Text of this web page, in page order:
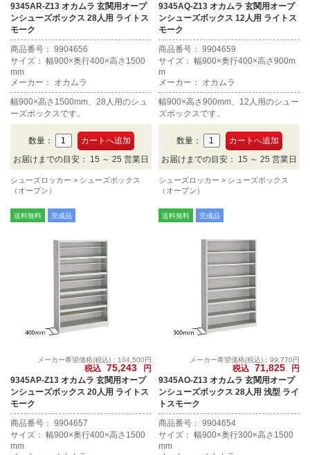
9345AR-Z13 オカムラ 玄関用オープ
ンシューズボックス 28人用 ライトス
モーク
商品番号： 9904656
サイズ： 幅900×奥行400×高さ1500
mm
メーカー： オカムラ
幅900×高さ1500mm、28人用のシュ
ーズボックスです。
数量：
お届けまでの目安： 15 ～ 25 営業日
シューズロッカー
シューズボックス
（オープン）
9345AQ-Z13 オカムラ 玄関用オープ
ンシューズボックス 12人用 ライトス
モーク
商品番号： 9904659
サイズ： 幅900×奥行400×高さ900m
m
メーカー： オカムラ
幅900×高さ900mm、12人用のシュー
ズボックスです。
数量：
お届けまでの目安： 15 ～ 25 営業日
シューズロッカー
シューズボックス
（オープン）
送料無料 完成品
メーカー希望価格(税込)：104,500円
税込 75,243
円
9345AP-Z13 オカムラ 玄関用オープ
ンシューズボックス 20人用 ライトス
モーク
商品番号： 9904657
サイズ： 幅900×奥行400×高さ1500
mm
送料無料 完成品
メーカー希望価格(税込)：99,770円
税込 71,825
円
9345AO-Z13 オカムラ 玄関用オープ
ンシューズボックス 28人用 浅型 ライ
トスモーク
商品番号： 9904654
サイズ： 幅900×奥行300×高さ1500
mm